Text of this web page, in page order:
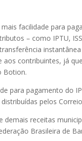
facilidade para
– como IPTU,
contribuintes, já
Botion.
para pagamento do
pelos
demais receitas
Brasileira de